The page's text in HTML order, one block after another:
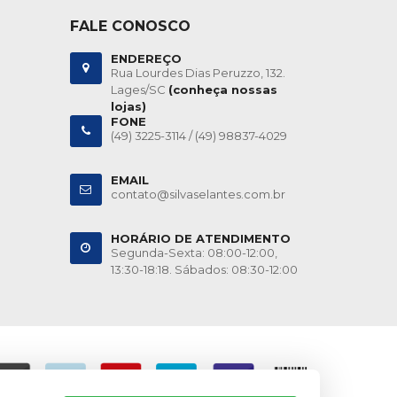
FALE CONOSCO
ENDEREÇO
Rua Lourdes Dias Peruzzo, 132.
Lages/SC (conheça nossas
lojas)
FONE
(49) 3225-3114 /(49) 98837-4029
EMAIL
contato@silvaselantes.com.br
HORÁRIO DE ATENDIMENTO
Segunda-Sexta: 08:00-12:00,
13:30-18:18. Sábados: 08:30-12:00